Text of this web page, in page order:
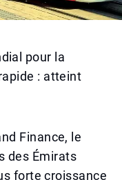
pour la
: atteint
Finance, le
des Émirats
forte croissance